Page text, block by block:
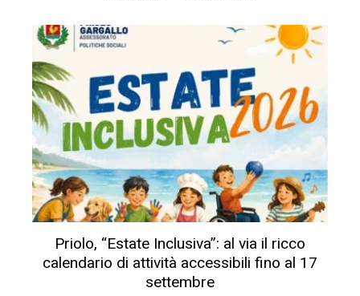
Priolo, “Estate Inclusiva”: al via il ricco
calendario di attività accessibili fino al 17
settembre